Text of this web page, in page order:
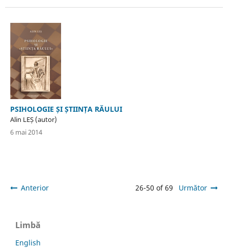
PSIHOLOGIE ȘI ȘTIINȚA RĂULUI
Alin LEȘ (autor)
6 mai 2014
Anterior 26-50 of 69 Următor
Limbă
English